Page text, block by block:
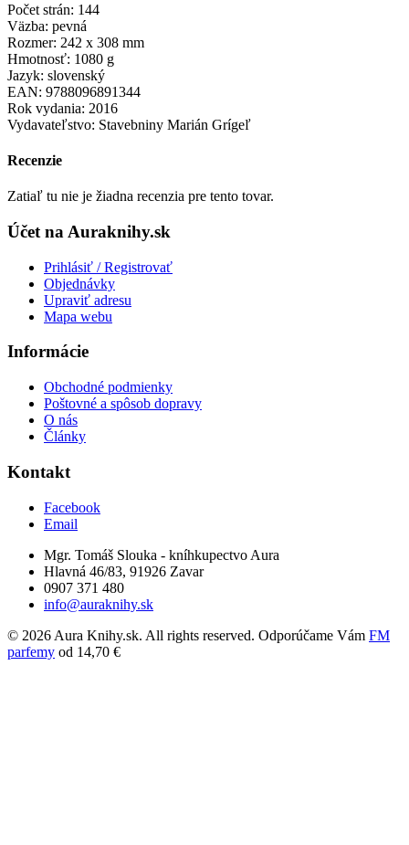
Počet strán: 144
Väzba: pevná
Rozmer: 242 x 308 mm
Hmotnosť: 1080 g
Jazyk: slovenský
EAN: 9788096891344
Rok vydania: 2016
Vydavateľstvo: Stavebniny Marián Grígeľ
Recenzie
Zatiaľ tu nie je žiadna recenzia pre tento tovar.
Účet na Auraknihy.sk
Prihlásiť / Registrovať
Objednávky
Upraviť adresu
Mapa webu
Informácie
Obchodné podmienky
Poštovné a spôsob dopravy
O nás
Články
Kontakt
Facebook
Email
Mgr. Tomáš Slouka - kníhkupectvo Aura
Hlavná 46/83, 91926 Zavar
0907 371 480
info@auraknihy.sk
© 2026 Aura Knihy.sk. All rights reserved. Odporúčame Vám FM
parfemy od 14,70 €